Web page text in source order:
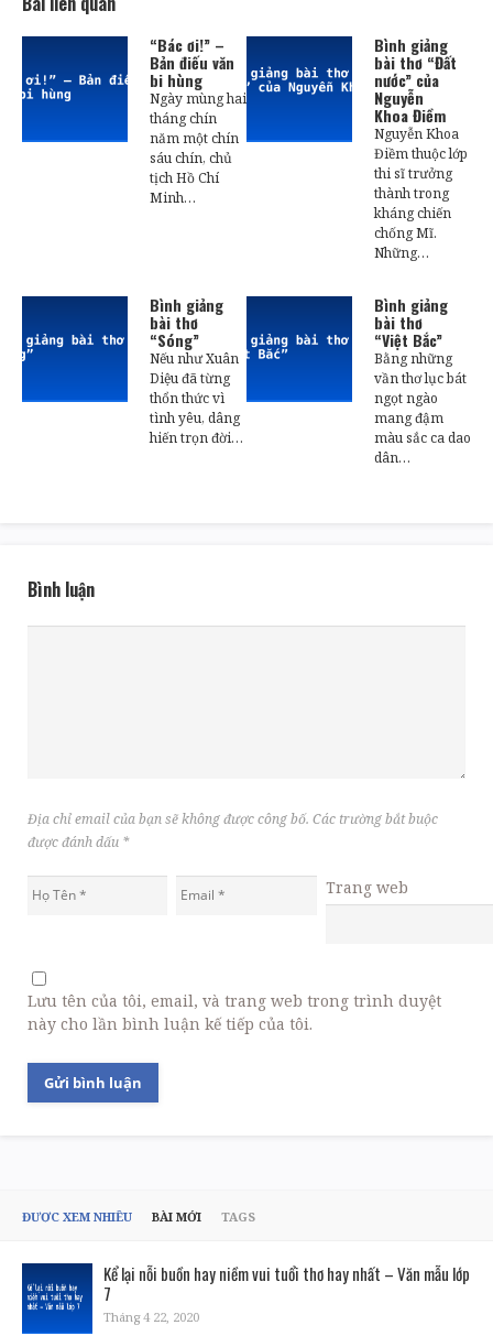
“Bác ơi!” –
Bản điếu văn
bi hùng
Ngày mùng hai
tháng chín
năm một chín
sáu chín, chủ
tịch Hồ Chí
Minh…
Bình giảng
bài thơ “Đất
nước” của
Nguyễn
Khoa Điềm
Nguyễn Khoa
Điềm thuộc lớp
thi sĩ trưởng
thành trong
kháng chiến
chống Mĩ.
Những…
Bình giảng
bài thơ
“Sóng”
Nếu như Xuân
Diệu đã từng
thổn thức vì
tình yêu, dâng
hiến trọn đời…
Bình giảng
bài thơ
“Việt Bắc”
Bằng những
vần thơ lục bát
ngọt ngào
mang đậm
màu sắc ca dao
dân…
Bình luận
Địa chỉ email của bạn sẽ không được công bố. Các trường bắt buộc
được đánh dấu *
Trang web
Lưu tên của tôi, email, và trang web trong trình duyệt
này cho lần bình luận kế tiếp của tôi.
ĐƯỢC XEM NHIỀU BÀI MỚI TAGS
Kể lại nỗi buồn hay niềm vui tuổi thơ hay nhất – Văn mẫu lớp
7
Tháng 4 22, 2020